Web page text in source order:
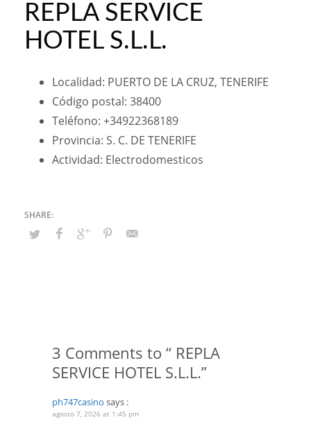
REPLA SERVICE
HOTEL S.L.L.
Localidad: PUERTO DE LA CRUZ, TENERIFE
Código postal: 38400
Teléfono: +34922368189
Provincia: S. C. DE TENERIFE
Actividad: Electrodomesticos
3 Comments to “ REPLA
SERVICE HOTEL S.L.L.”
ph747casino says :
agosto 7, 2026 at 1:45 pm